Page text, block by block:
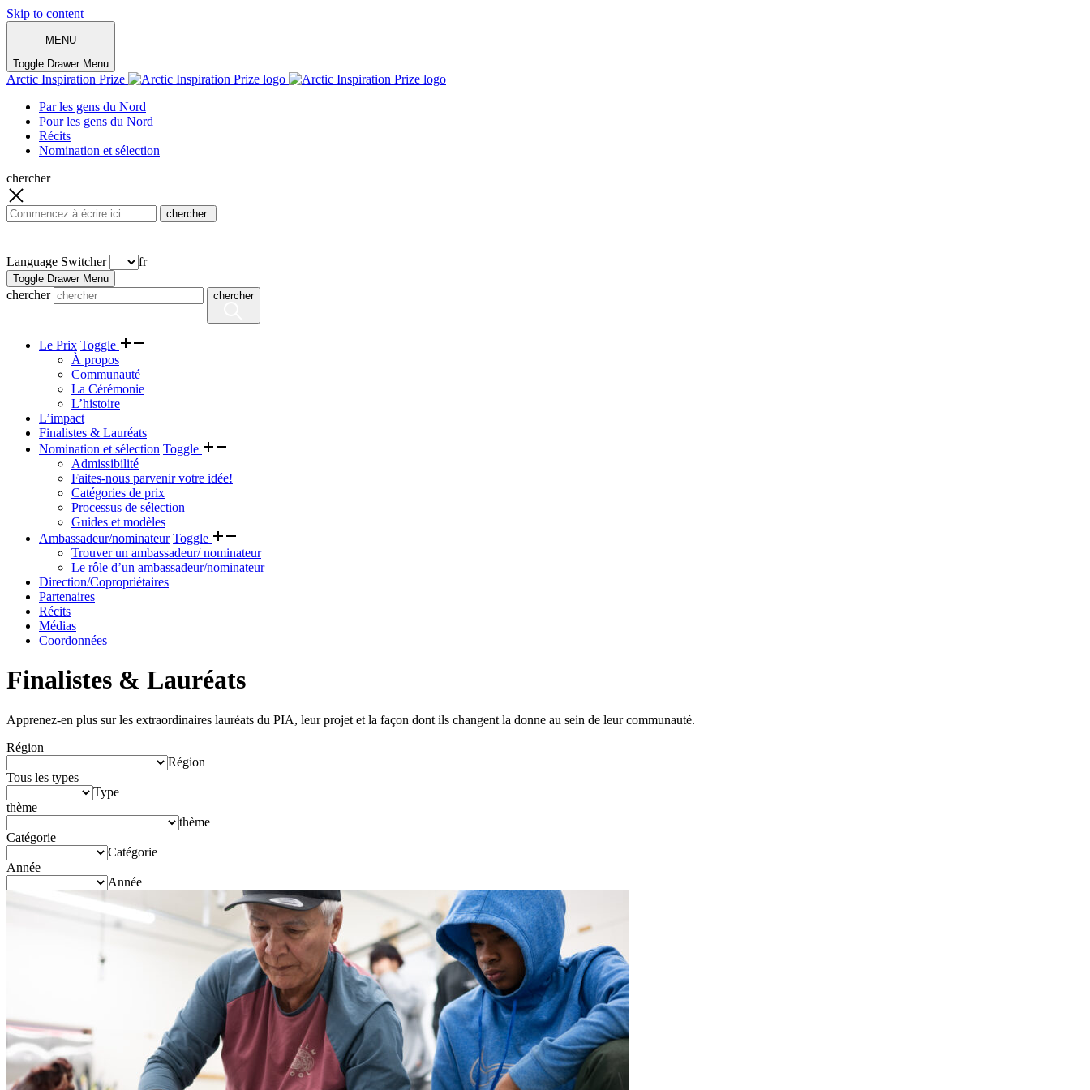
Skip to content
MENU
Toggle Drawer Menu
Arctic Inspiration Prize
Par les gens du Nord
Pour les gens du Nord
Récits
Nomination et sélection
chercher
Language Switcher fr
Toggle Drawer Menu
chercher chercher
Le Prix Toggle
À propos
Communauté
La Cérémonie
L’histoire
L’impact
Finalistes & Lauréats
Nomination et sélection Toggle
Admissibilité
Faites-nous parvenir votre idée!
Catégories de prix
Processus de sélection
Guides et modèles
Ambassadeur/nominateur Toggle
Trouver un ambassadeur/ nominateur
Le rôle d’un ambassadeur/nominateur
Direction/Copropriétaires
Partenaires
Récits
Médias
Coordonnées
Finalistes & Lauréats
Apprenez-en plus sur les extraordinaires lauréats du PIA, leur projet et la façon dont ils changent la donne au sein de leur communauté.
Région
Région
Tous les types
Type
thème
thème
Catégorie
Catégorie
Année
Année